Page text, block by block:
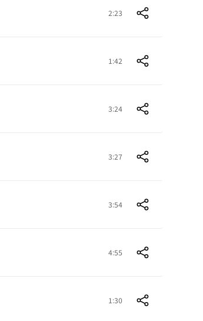
2:23
1:42
3:24
3:27
3:54
4:55
1:30